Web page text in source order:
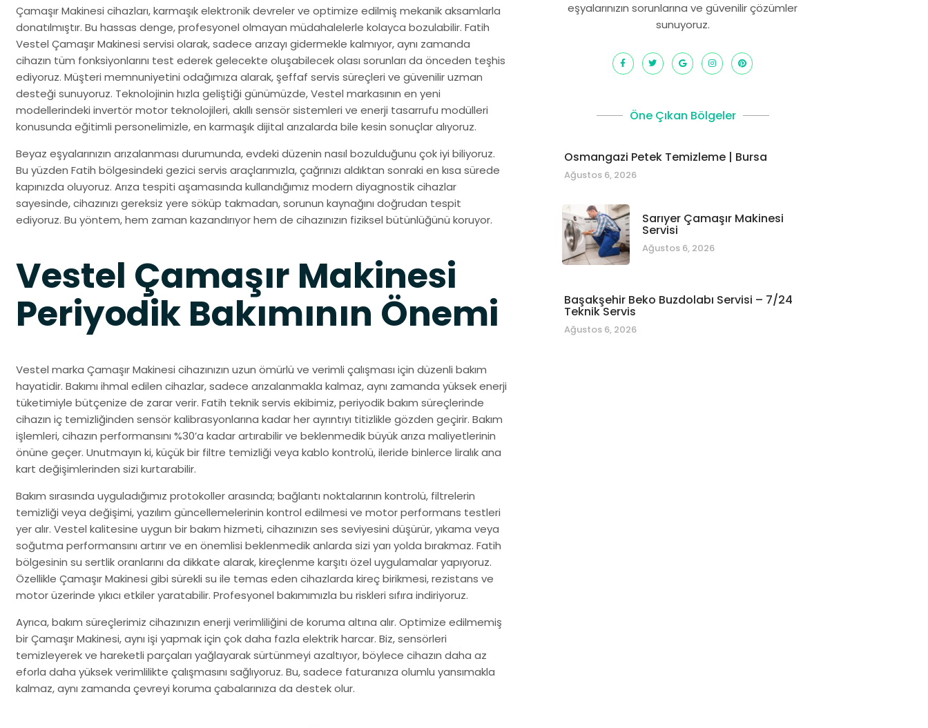
Çamaşır Makinesi cihazları, karmaşık elektronik devreler ve optimize edilmiş mekanik aksamlarla
donatılmıştır. Bu hassas denge, profesyonel olmayan müdahalelerle kolayca bozulabilir. Fatih
Vestel Çamaşır Makinesi servisi olarak, sadece arızayı gidermekle kalmıyor, aynı zamanda
cihazın tüm fonksiyonlarını test ederek gelecekte oluşabilecek olası sorunları da önceden teşhis
ediyoruz. Müşteri memnuniyetini odağımıza alarak, şeffaf servis süreçleri ve güvenilir uzman
desteği sunuyoruz. Teknolojinin hızla geliştiği günümüzde, Vestel markasının en yeni
modellerindeki invertör motor teknolojileri, akıllı sensör sistemleri ve enerji tasarrufu modülleri
konusunda eğitimli personelimizle, en karmaşık dijital arızalarda bile kesin sonuçlar alıyoruz.
Beyaz eşyalarınızın arızalanması durumunda, evdeki düzenin nasıl bozulduğunu çok iyi biliyoruz.
Bu yüzden Fatih bölgesindeki gezici servis araçlarımızla, çağrınızı aldıktan sonraki en kısa sürede
kapınızda oluyoruz. Arıza tespiti aşamasında kullandığımız modern diyagnostik cihazlar
sayesinde, cihazınızı gereksiz yere söküp takmadan, sorunun kaynağını doğrudan tespit
ediyoruz. Bu yöntem, hem zaman kazandırıyor hem de cihazınızın fiziksel bütünlüğünü koruyor.
Vestel Çamaşır Makinesi
Periyodik Bakımının Önemi
Vestel marka Çamaşır Makinesi cihazınızın uzun ömürlü ve verimli çalışması için düzenli bakım
hayatidir. Bakımı ihmal edilen cihazlar, sadece arızalanmakla kalmaz, aynı zamanda yüksek enerji
tüketimiyle bütçenize de zarar verir. Fatih teknik servis ekibimiz, periyodik bakım süreçlerinde
cihazın iç temizliğinden sensör kalibrasyonlarına kadar her ayrıntıyı titizlikle gözden geçirir. Bakım
işlemleri, cihazın performansını %30’a kadar artırabilir ve beklenmedik büyük arıza maliyetlerinin
önüne geçer. Unutmayın ki, küçük bir filtre temizliği veya kablo kontrolü, ileride binlerce liralık ana
kart değişimlerinden sizi kurtarabilir.
Bakım sırasında uyguladığımız protokoller arasında; bağlantı noktalarının kontrolü, filtrelerin
temizliği veya değişimi, yazılım güncellemelerinin kontrol edilmesi ve motor performans testleri
yer alır. Vestel kalitesine uygun bir bakım hizmeti, cihazınızın ses seviyesini düşürür, yıkama veya
soğutma performansını artırır ve en önemlisi beklenmedik anlarda sizi yarı yolda bırakmaz. Fatih
bölgesinin su sertlik oranlarını da dikkate alarak, kireçlenme karşıtı özel uygulamalar yapıyoruz.
Özellikle Çamaşır Makinesi gibi sürekli su ile temas eden cihazlarda kireç birikmesi, rezistans ve
motor üzerinde yıkıcı etkiler yaratabilir. Profesyonel bakımımızla bu riskleri sıfıra indiriyoruz.
Ayrıca, bakım süreçlerimiz cihazınızın enerji verimliliğini de koruma altına alır. Optimize edilmemiş
bir Çamaşır Makinesi, aynı işi yapmak için çok daha fazla elektrik harcar. Biz, sensörleri
temizleyerek ve hareketli parçaları yağlayarak sürtünmeyi azaltıyor, böylece cihazın daha az
eforla daha yüksek verimlilikte çalışmasını sağlıyoruz. Bu, sadece faturanıza olumlu yansımakla
kalmaz, aynı zamanda çevreyi koruma çabalarınıza da destek olur.
eşyalarınızın sorunlarına ve güvenilir çözümler
sunuyoruz.
Öne Çıkan Bölgeler
Osmangazi Petek Temizleme | Bursa
Ağustos 6, 2026
Sarıyer Çamaşır Makinesi
Servisi
Ağustos 6, 2026
Başakşehir Beko Buzdolabı Servisi – 7/24
Teknik Servis
Ağustos 6, 2026